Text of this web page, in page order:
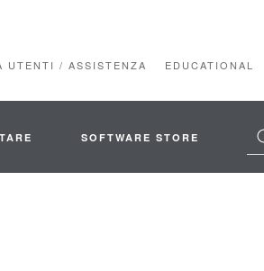
UTENTI / ASSISTENZA EDUCATIONAL
SOFTWARE STORE